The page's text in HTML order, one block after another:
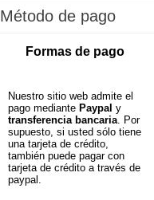
Método de pago
Formas de pago
Nuestro sitio web admite el
pago mediante Paypal y
transferencia bancaria. Por
supuesto, si usted sólo tiene
una tarjeta de crédito,
también puede pagar con
tarjeta de crédito a través de
paypal.